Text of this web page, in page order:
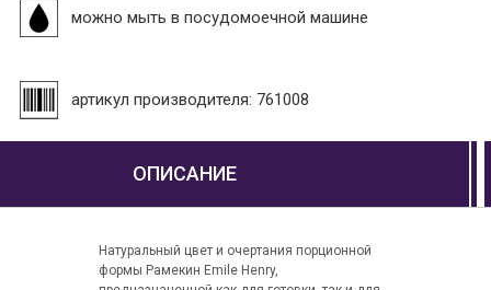
можно мыть в посудомоечной машине
артикул производителя: 761008
ОПИСАНИЕ
Натуральный цвет и очертания порционной
формы Рамекин Emile Henry,